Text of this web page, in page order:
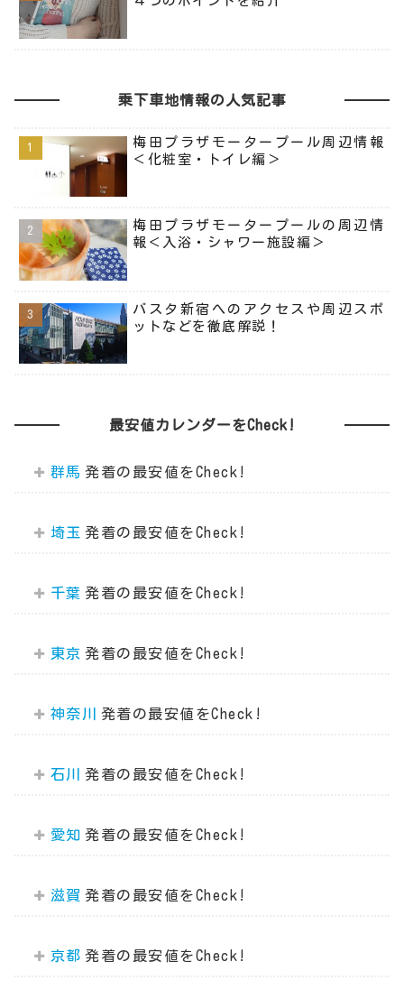
乗下車地情報の人気記事
梅田プラザモータープール周辺情報
＜化粧室・トイレ編＞
梅田プラザモータープールの周辺情
報＜入浴・シャワー施設編＞
バスタ新宿へのアクセスや周辺スポ
ットなどを徹底解説！
最安値カレンダーをCheck!
群馬
埼玉
千葉
東京
神奈川
石川
愛知
滋賀
京都